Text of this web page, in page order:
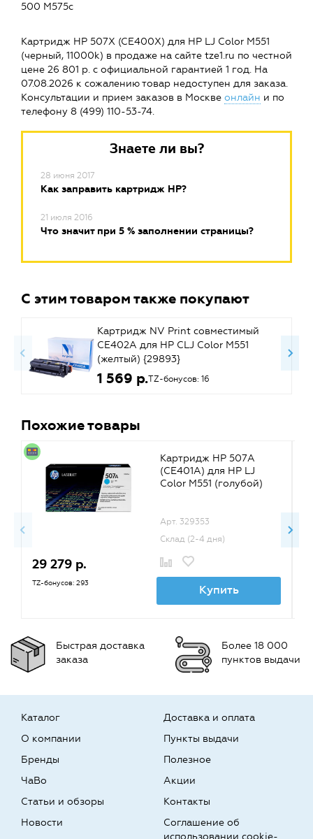
500 M575c
Картридж HP 507X (CE400X) для HP LJ Color M551
(черный, 11000k) в продаже на сайте tze1.ru по честной
цене 26 801 р. с официальной гарантией 1 год. На
07.08.2026 к сожалению товар недоступен для заказа.
Консультации и прием заказов в Москве онлайн и по
телефону 8 (499) 110-53-74.
Знаете ли вы?
28 июня 2017
Как заправить картридж HP?
21 июля 2016
Что значит при 5 % заполнении страницы?
С этим товаром также покупают
Картридж NV Print совместимый
CE402A для HP CLJ Color M551
(желтый) {29893}
1 569 р.TZ-бонусов: 16
Похожие товары
Картридж HP 507А
(CE401A) для HP LJ
Color M551 (голубой)
Арт. 329353
Склад (2-4 дня)
29 279 р.
TZ-бонусов: 293 Купить
Быстрая доставка
заказа
Более 18 000
пунктов выдачи
Каталог
О компании
Бренды
Доставка и оплата
Пункты выдачи
Полезное
ЧаВо
Статьи и обзоры
Новости
Акции
Контакты
Соглашение об